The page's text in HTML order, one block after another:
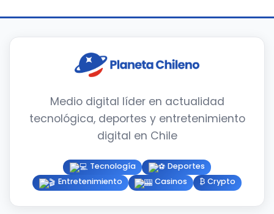
Medio digital líder en actualidad
tecnológica, deportes y entretenimiento
digital en Chile
Tecnología
Deportes
Entretenimiento
Casinos ₿ Crypto